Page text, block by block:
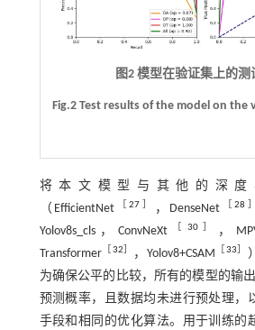
图2 模型在验证集上的测
Fig.2 Test results of the model on the
将本文模型与其他的深度
（EfficientNet ［27 ，DenseNet ［28
Yolov8s_cls，ConvNeXt［ 30］ ，
Transformer［ 32 ，Yolov8+CSAM 33
为确保公平的比较，所有的模型的输
预测概率，且数据均未进行预处理，
手段和相同的优化算法。用于训练的